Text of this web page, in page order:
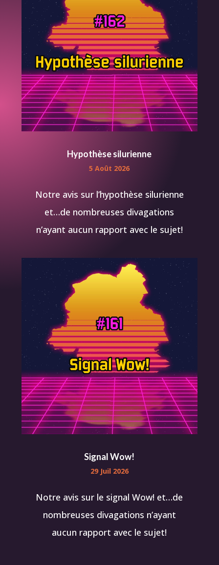
Hypothèse silurienne
5 Août 2026
Notre avis sur l’hypothèse silurienne
et…de nombreuses divagations
n’ayant aucun rapport avec le sujet!
Signal Wow!
29 Juil 2026
Notre avis sur le signal Wow! et…de
nombreuses divagations n’ayant
aucun rapport avec le sujet!